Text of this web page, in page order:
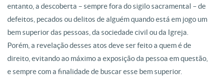
entanto, a descoberta – sempre fora do sigilo sacramental – de
defeitos, pecados ou delitos de alguém quando está em jogo um
bem superior das pessoas, da sociedade civil ou da Igreja.
Porém, a revelação desses atos deve ser feito a quem é de
direito, evitando ao máximo a exposição da pessoa em questão,
e sempre com a finalidade de buscar esse bem superior.